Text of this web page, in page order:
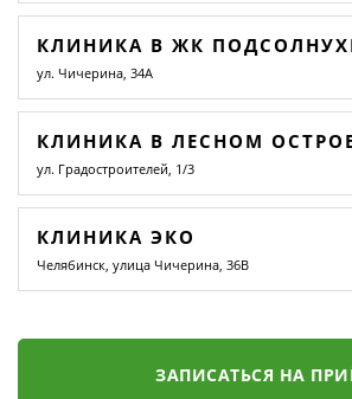
КЛИНИКА В ЖК
ул. Чичерина, 34А
КЛИНИКА В ЛЕСНОМ
ул. Градостроителей, 1/3
КЛИНИКА ЭКО
Челябинск, улица Чичерина, 36В
ЗАПИСАТЬСЯ НА